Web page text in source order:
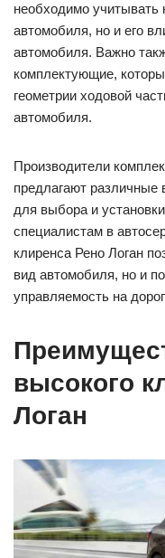
необходимо учитывать
автомобиля, но и его
автомобиля. Важно
комплектующие,
геометрии ходовой
автомобиля.
Производители
предлагают различные
для выбора и
специалистам в
клиренса Рено Логан
вид автомобиля, но и
управляемость на
высокого
Логан